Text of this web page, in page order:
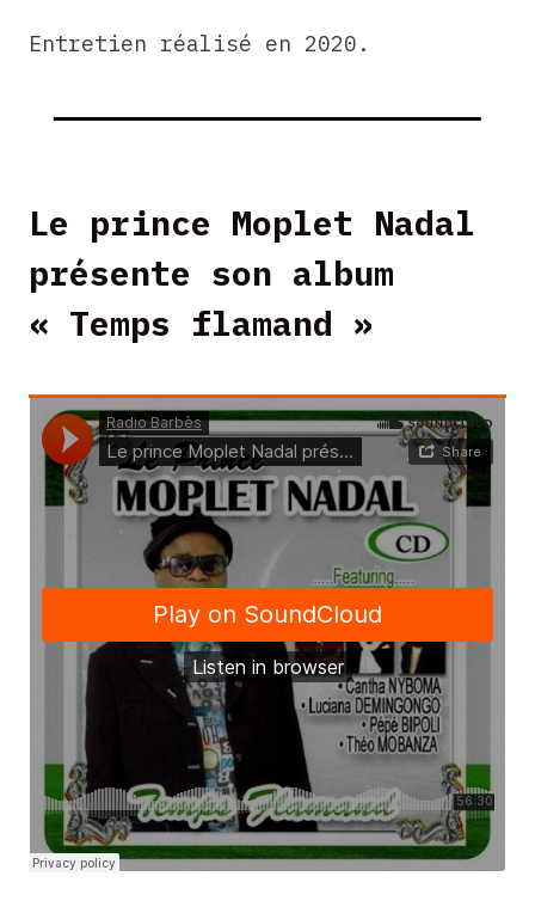
Entretien réalisé en 2020.
Le prince Moplet Nadal
présente son album
« Temps flamand »